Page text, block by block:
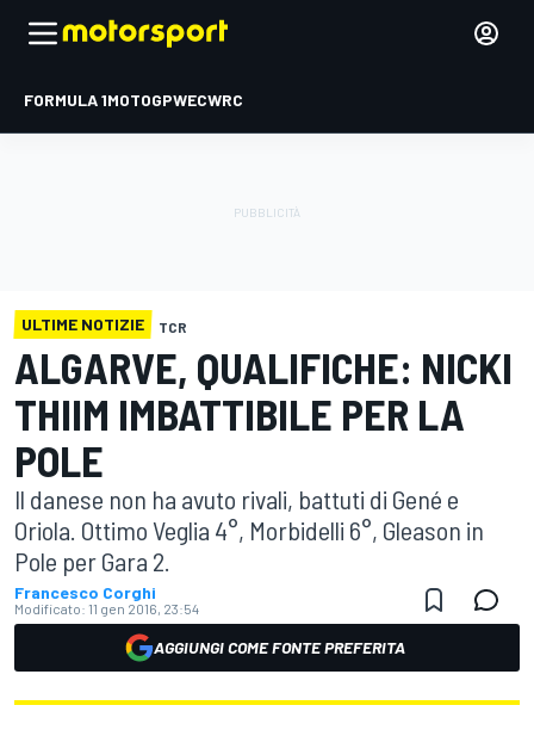
FORMULA 1MOTOGPWECWRC
ULTIME NOTIZIE TCR
ALGARVE, QUALIFICHE: NICKI
THIIM IMBATTIBILE PER LA
POLE
Il danese non ha avuto rivali, battuti di Gené e
Oriola. Ottimo Veglia 4°, Morbidelli 6°, Gleason in
Pole per Gara 2.
Francesco Corghi
Modificato: 11 gen 2016, 23:54
AGGIUNGI COME FONTE PREFERITA